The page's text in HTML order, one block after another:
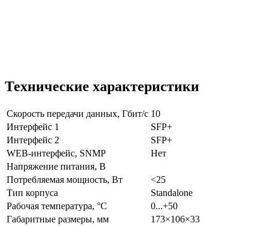
Технические характеристики
Скорость передачи данных, Гбит/с 10
Интерфейс 1
SFP+
Интерфейс 2
SFP+
WEB-интерфейс, SNMP
Нет
Напряжение питания, В
Потребляемая мощность, Вт
<25
Тип корпуса
Standalone
Рабочая температура, °С
0...+50
Габаритные размеры, мм
173×106×33